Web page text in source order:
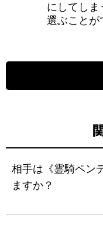
にしてしま
選ぶことが
相手は《霊騎ペン
ますか？